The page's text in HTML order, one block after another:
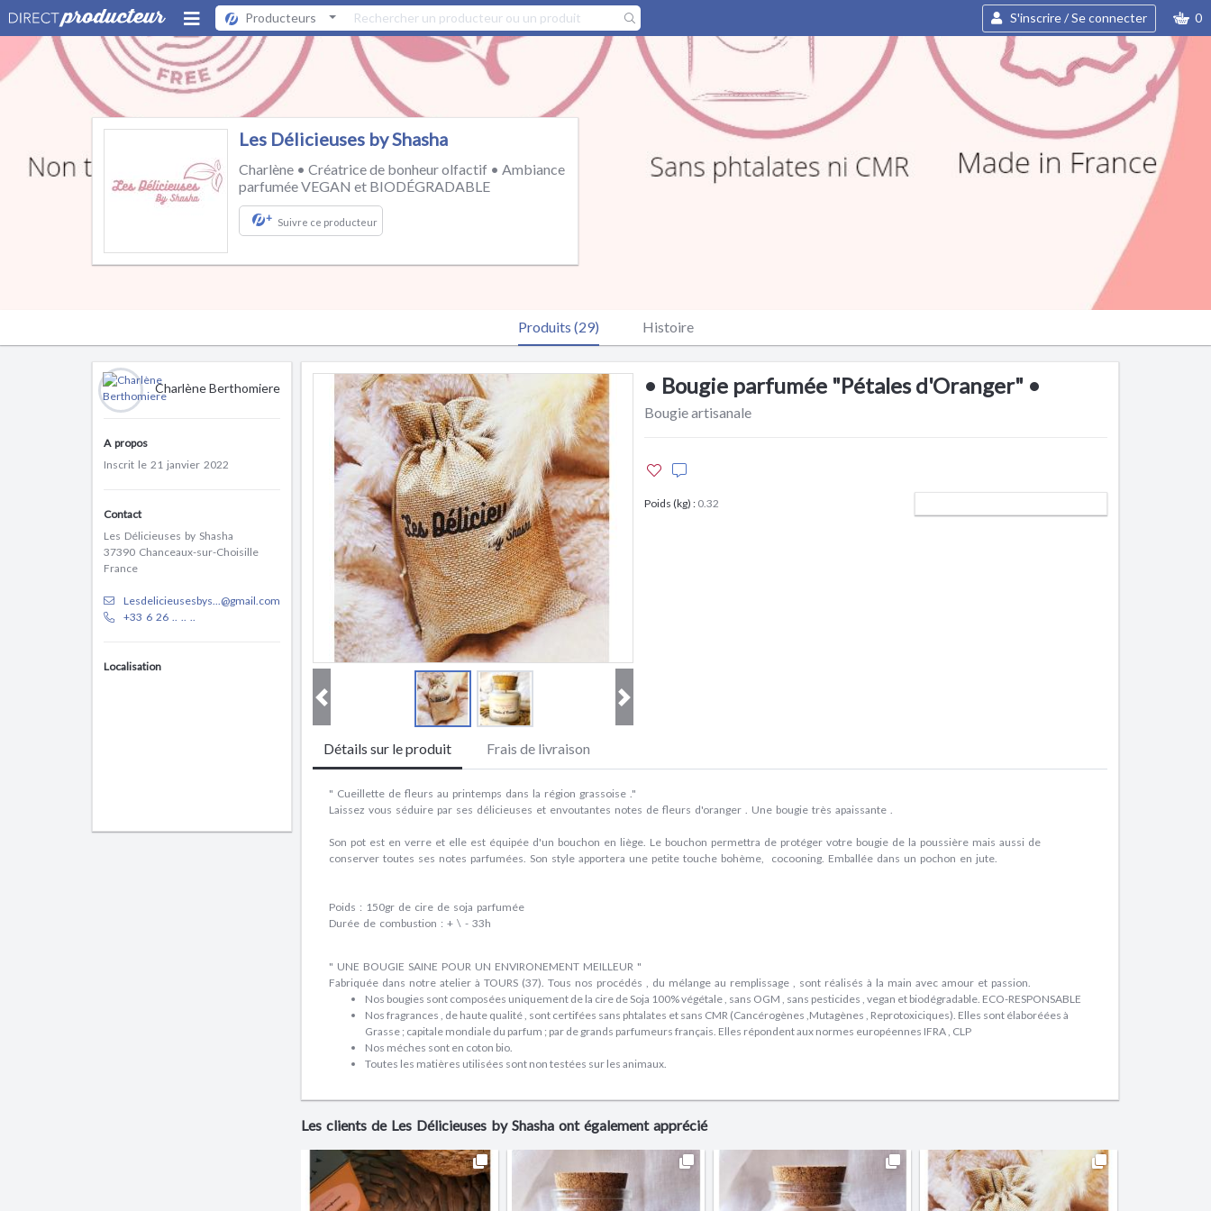
Producteurs S'inscrire / Se connecter 0
Les Délicieuses by Shasha
Charlène • Créatrice de bonheur olfactif • Ambiance
parfumée VEGAN et BIODÉGRADABLE
+ Suivre ce producteur
Produits (29) Histoire
Charlène Berthomiere
A propos
Inscrit le 21 janvier 2022
Contact
Les Délicieuses by Shasha
37390 Chanceaux-sur-Choisille
France
Lesdelicieusesbys...@gmail.com
+33 6 26 .. .. ..
Localisation
• Bougie parfumée "Pétales d'Oranger" •
Bougie artisanale
Poids (kg) : 0.32
Détails sur le produit Frais de livraison
" Cueillette de fleurs au printemps dans la région grassoise ."
Laissez vous séduire par ses délicieuses et envoutantes notes de fleurs d'oranger . Une bougie très apaissante .
Son pot est en verre et elle est équipée d'un bouchon en liège. Le bouchon permettra de protéger votre bougie de la poussière mais aussi de
conserver toutes ses notes parfumées. Son style apportera une petite touche bohème, cocooning. Emballée dans un pochon en jute.
Poids : 150gr de cire de soja parfumée
Durée de combustion : + \ - 33h
" UNE BOUGIE SAINE POUR UN ENVIRONEMENT MEILLEUR "
Fabriquée dans notre atelier à TOURS (37). Tous nos procédés , du mélange au remplissage , sont réalisés à la main avec amour et passion.
Nos bougies sont composées uniquement de la cire de Soja 100% végétale , sans OGM , sans pesticides , vegan et biodégradable. ECO-RESPONSABLE
Nos fragrances , de haute qualité , sont certifées sans phtalates et sans CMR (Cancérogènes ,Mutagènes , Reprotoxiciques). Elles sont élaboréées à
Grasse ; capitale mondiale du parfum ; par de grands parfumeurs français. Elles répondent aux normes européennes IFRA , CLP
Nos méches sont en coton bio.
Toutes les matières utilisées sont non testées sur les animaux.
Les clients de Les Délicieuses by Shasha ont également apprécié